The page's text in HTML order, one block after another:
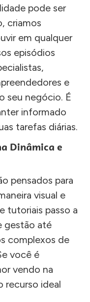
pode ser
criamos
em qualquer
episódios
e
seu negócio. É
informado
tarefas diárias.
Dinâmica e
pensados para
visual e
tutoriais passo a
gestão até
complexos de
você é
vendo na
recurso ideal